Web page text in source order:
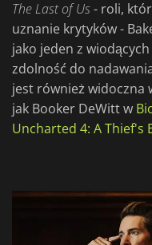
The Last of Us- roli,
uznanie krytyków -
jako jeden z
zdolność do
jest również widoczna
jak Booker DeWitt w
Uncharted 4: A Thief's